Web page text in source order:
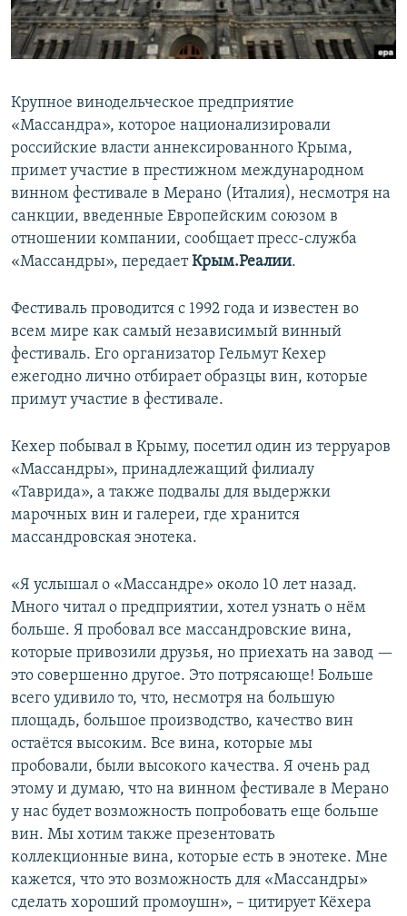
ПОБЕДИТЕЛЕЙ НЕ СУДЯТ?
КРЫМ.НЕПОКОРЕННЫЙ
ПРИСОЕДИНЯЙТЕСЬ!
Все сайты RFE/RL
Крупное винодельческое предприятие
«Массандра», которое национализировали
российские власти аннексированного Крыма,
примет участие в престижном международном
винном фестивале в Мерано (Италия), несмотря на
санкции, введенные Европейским союзом в
отношении компании, сообщает пресс-служба
«Массандры», передаетКрым.Реалии.
Фестиваль проводится с 1992 года и известен во
всем мире как самый независимый винный
фестиваль. Его организатор Гельмут Кехер
ежегодно лично отбирает образцы вин, которые
примут участие в фестивале.
Кехер побывал в Крыму, посетил один из терруаров
«Массандры», принадлежащий филиалу
«Таврида», а также подвалы для выдержки
марочных вин и галереи, где хранится
массандровская энотека.
«Я услышал о «Массандре» около 10 лет назад.
Много читал о предприятии, хотел узнать о нём
больше. Я пробовал все массандровские вина,
которые привозили друзья, но приехать на завод —
это совершенно другое. Это потрясающе! Больше
всего удивило то, что, несмотря на большую
площадь, большое производство, качество вин
остаётся высоким. Все вина, которые мы
пробовали, были высокого качества. Я очень рад
этому и думаю, что на винном фестивале в Мерано
у нас будет возможность попробовать еще больше
вин. Мы хотим также презентовать
коллекционные вина, которые есть в энотеке. Мне
кажется, что это возможность для «Массандры»
сделать хороший промоушн», – цитирует Кёхера